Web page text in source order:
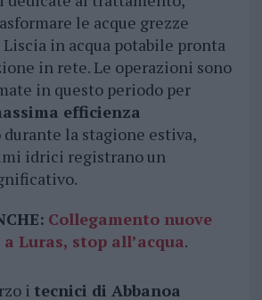
le acque grezze
in acqua potabile pronta
in rete. Le operazioni sono
in questo periodo per
efficienza
durante la stagione estiva,
idrici registrano un
Collegamento nuove
Luras, stop all’acqua.
i tecnici di Abbanoa